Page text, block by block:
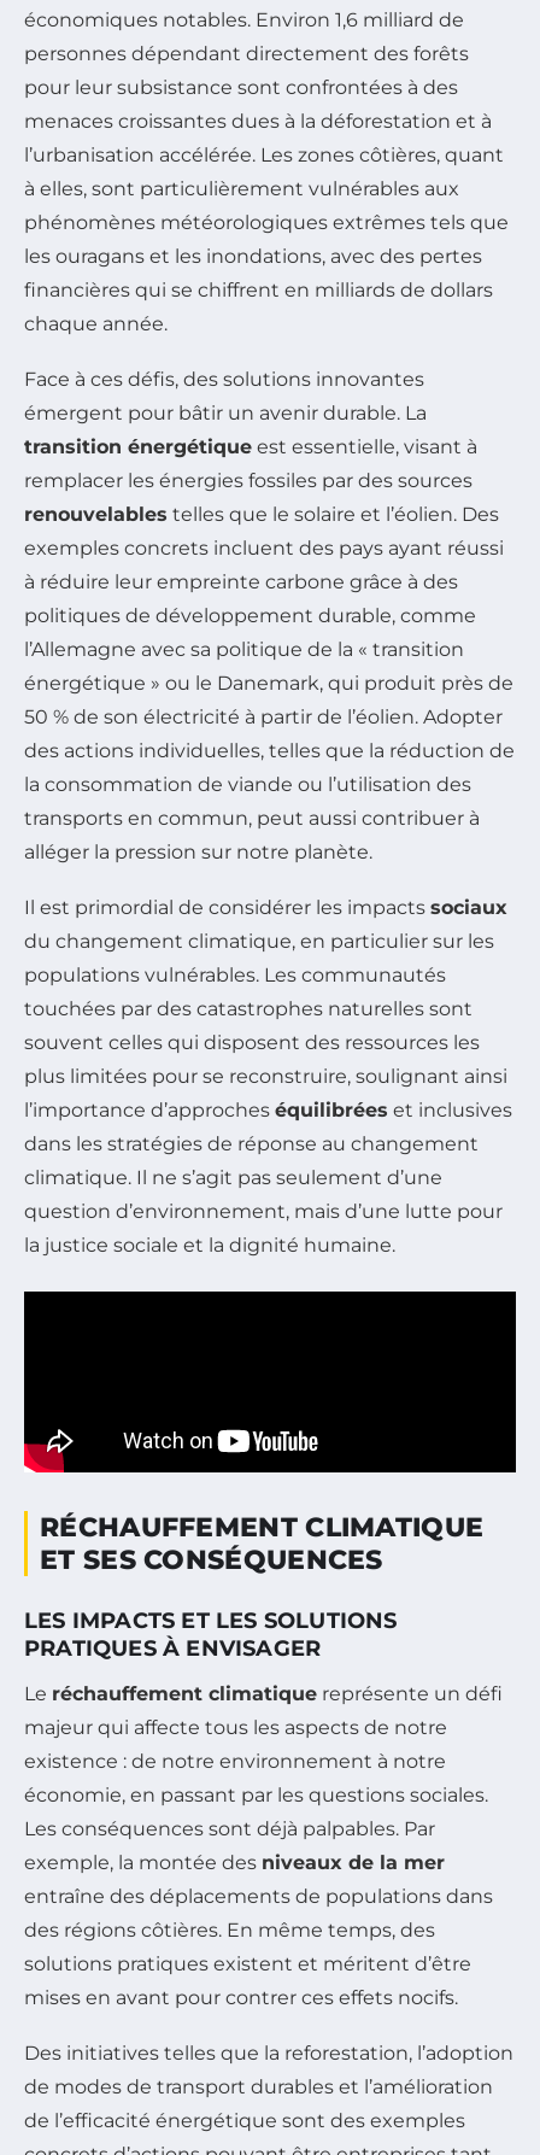
économiques notables. Environ 1,6 milliard de
personnes dépendant directement des forêts
pour leur subsistance sont confrontées à des
menaces croissantes dues à la déforestation et à
l’urbanisation accélérée. Les zones côtières, quant
à elles, sont particulièrement vulnérables aux
phénomènes météorologiques extrêmes tels que
les ouragans et les inondations, avec des pertes
financières qui se chiffrent en milliards de dollars
chaque année.
Face à ces défis, des solutions innovantes
émergent pour bâtir un avenir durable. La
transition énergétique est essentielle, visant à
remplacer les énergies fossiles par des sources
renouvelables telles que le solaire et l’éolien. Des
exemples concrets incluent des pays ayant réussi
à réduire leur empreinte carbone grâce à des
politiques de développement durable, comme
l’Allemagne avec sa politique de la « transition
énergétique » ou le Danemark, qui produit près de
50 % de son électricité à partir de l’éolien. Adopter
des actions individuelles, telles que la réduction de
la consommation de viande ou l’utilisation des
transports en commun, peut aussi contribuer à
alléger la pression sur notre planète.
Il est primordial de considérer les impacts sociaux
du changement climatique, en particulier sur les
populations vulnérables. Les communautés
touchées par des catastrophes naturelles sont
souvent celles qui disposent des ressources les
plus limitées pour se reconstruire, soulignant ainsi
l’importance d’approches équilibrées et inclusives
dans les stratégies de réponse au changement
climatique. Il ne s’agit pas seulement d’une
question d’environnement, mais d’une lutte pour
la justice sociale et la dignité humaine.
RÉCHAUFFEMENT CLIMATIQUE
ET SES CONSÉQUENCES
LES IMPACTS ET LES SOLUTIONS
PRATIQUES À ENVISAGER
Le réchauffement climatique représente un défi
majeur qui affecte tous les aspects de notre
existence : de notre environnement à notre
économie, en passant par les questions sociales.
Les conséquences sont déjà palpables. Par
exemple, la montée des niveaux de la mer
entraîne des déplacements de populations dans
des régions côtières. En même temps, des
solutions pratiques existent et méritent d’être
mises en avant pour contrer ces effets nocifs.
Des initiatives telles que la reforestation, l’adoption
de modes de transport durables et l’amélioration
de l’efficacité énergétique sont des exemples